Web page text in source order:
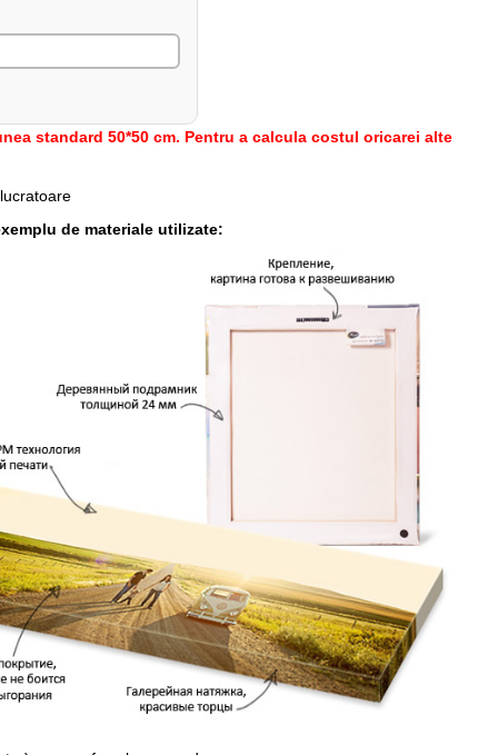
standard 50*50 cm. Pentru a calcula costul oricarei alte
de materiale utilizate: